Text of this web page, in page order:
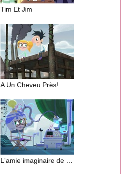
Tim Et Jim
A Un Cheveu Près!